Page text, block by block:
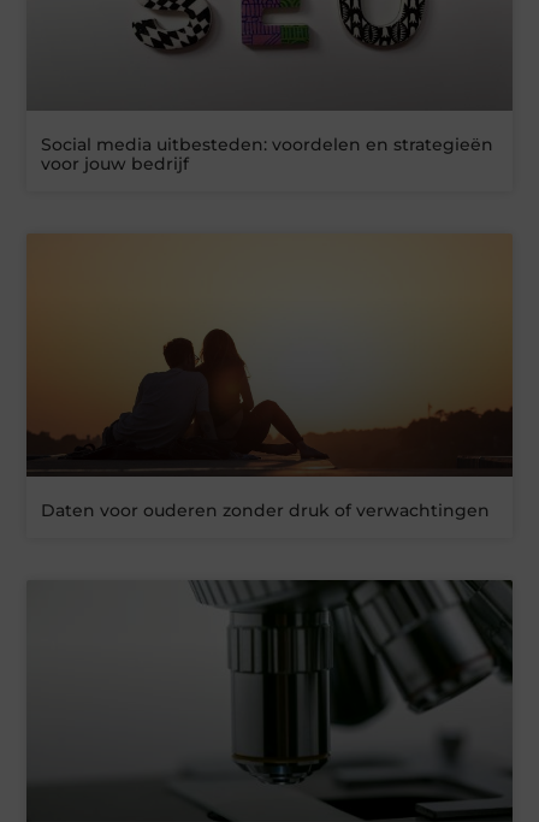
Social media uitbesteden: voordelen en strategieën
voor jouw bedrijf
Daten voor ouderen zonder druk of verwachtingen